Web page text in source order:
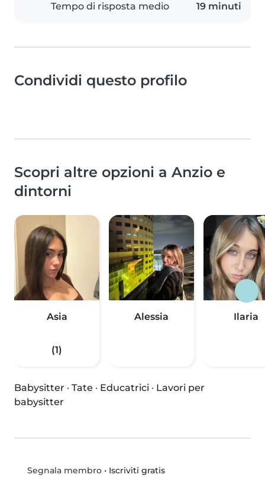
Tempo di risposta medio 19 minuti
Condividi questo profilo
Scopri altre opzioni a Anzio e
dintorni
Asia
(1)
Alessia Ilaria
Babysitter · Tate · Educatrici · Lavori per
babysitter
Segnala membro• Iscriviti gratis